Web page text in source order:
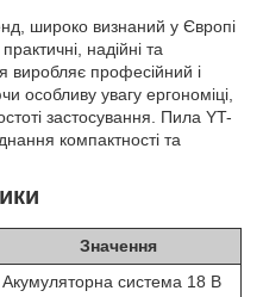
широко визнаний у Європі
надійні та
виробляє професійний і
особливу увагу ергономіці,
застосування. Пила YT-
компактності та
Значення
Акумуляторна система 18 В